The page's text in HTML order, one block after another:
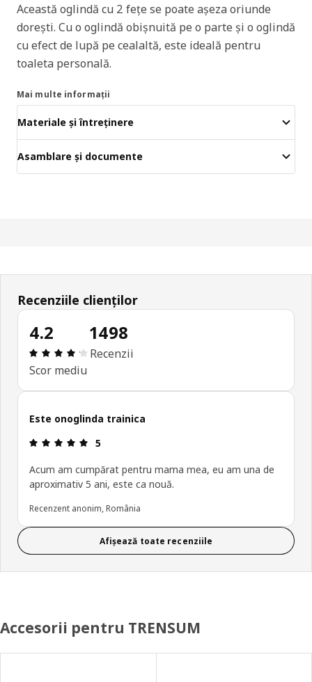
Această oglindă cu 2 fețe se poate așeza oriunde
dorești. Cu o oglindă obișnuită pe o parte și o oglindă
cu efect de lupă pe cealaltă, este ideală pentru
toaleta personală.
Mai multe informații
Materiale și întreținere
Asamblare și documente
Recenziile clienților
4.2
Prezentare generală: 4.2 din 5 stele Total
Scor mediu
1498
Recenzii
Este onoglinda trainica
Prezentare generală: 5 din 5 stele
5
Acum am cumpărat pentru mama mea, eu am una de
aproximativ 5 ani, este ca nouă.
Recenzent anonim, România
Afișează toate recenziile
Accesorii pentru TRENSUM